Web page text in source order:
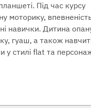
Під час курсу
моторику,
навички. Дитина
гуаш, а також
у стилі flat та